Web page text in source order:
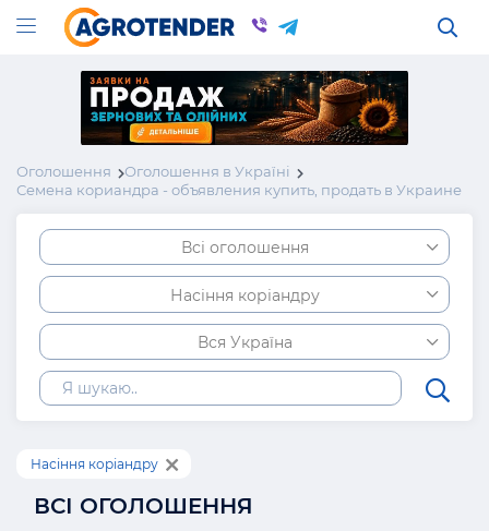
Оголошення
Оголошення в Україні
Семена кориандра - объявления купить, продать в Украине
Всі оголошення
Насіння коріандру
Вся Україна
Насіння коріандру
ВСІ ОГОЛОШЕННЯ